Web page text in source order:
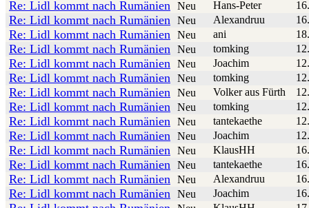
Re: Lidl kommt nach Rumänien Neu Hans-Peter
Re: Lidl kommt nach Rumänien Neu Alexandruu
Re: Lidl kommt nach Rumänien Neu ani
Re: Lidl kommt nach Rumänien Neu tomking
Re: Lidl kommt nach Rumänien Neu Joachim
Re: Lidl kommt nach Rumänien Neu tomking
Re: Lidl kommt nach Rumänien Neu Volker aus Fürth
Re: Lidl kommt nach Rumänien Neu tomking
Re: Lidl kommt nach Rumänien Neu tantekaethe
Re: Lidl kommt nach Rumänien Neu Joachim
Re: Lidl kommt nach Rumänien Neu KlausHH
Re: Lidl kommt nach Rumänien Neu tantekaethe
Re: Lidl kommt nach Rumänien Neu Alexandruu
Re: Lidl kommt nach Rumänien Neu Joachim